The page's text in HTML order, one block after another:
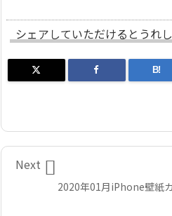
シェアしていただけるとうれ
B!
2020年01月iPhone壁紙

Next